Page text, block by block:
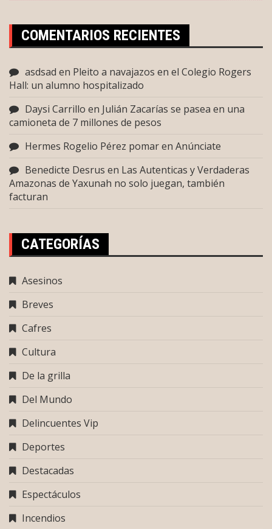
COMENTARIOS RECIENTES
asdsad en Pleito a navajazos en el Colegio Rogers
Hall: un alumno hospitalizado
Daysi Carrillo en Julián Zacarías se pasea en una
camioneta de 7 millones de pesos
Hermes Rogelio Pérez pomaren Anúnciate
Benedicte Desrus en Las Autenticas y Verdaderas
Amazonas de Yaxunah no solo juegan, también
facturan
CATEGORÍAS
Asesinos
Breves
Cafres
Cultura
De la grilla
Del Mundo
Delincuentes Vip
Deportes
Destacadas
Espectáculos
Incendios